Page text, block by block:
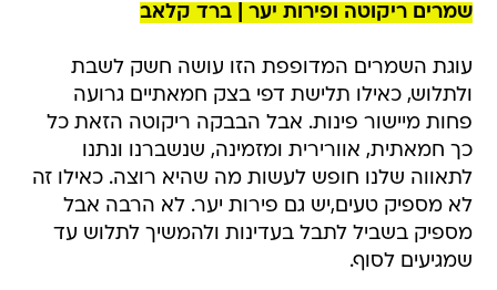
שמרים ריקוטה ופירות יער | ברד קלאב
עוגת השמרים המדופפת הזו עושה חשק לשבת
ולתלוש, כאילו תלישת דפי בצק חמאתיים גרועה
פחות מיישור פינות. אבל הבבקה ריקוטה הזאת כל
כך חמאתית, אוורירית ומזמינה, שנשברנו ונתנו
לתאווה שלנו חופש לעשות מה שהיא רוצה. כאילו זה
לא מספיק טעים,יש גם פירות יער. לא הרבה אבל
מספיק בשביל לתבל בעדינות ולהמשיך לתלוש עד
שמגיעים לסוף.